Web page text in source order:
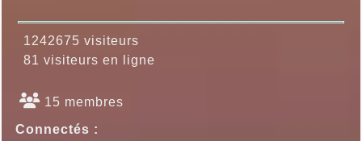
1242675 visiteurs
81 visiteurs en ligne
15 membres
Connectés :